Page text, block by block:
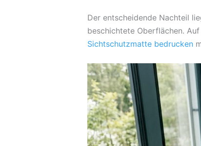
Der entscheidende Nachteil
beschichtete Oberflächen.
Sichtschutzmatte bedrucken